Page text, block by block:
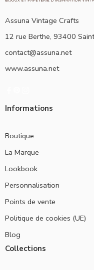
Assuna Vintage Crafts
12 rue Berthe, 93400
contact@assuna.net
www.assuna.net
Informations
Boutique
La Marque
Lookbook
Personnalisation
Points de vente
Politique de cookies (UE)
Blog
Collections